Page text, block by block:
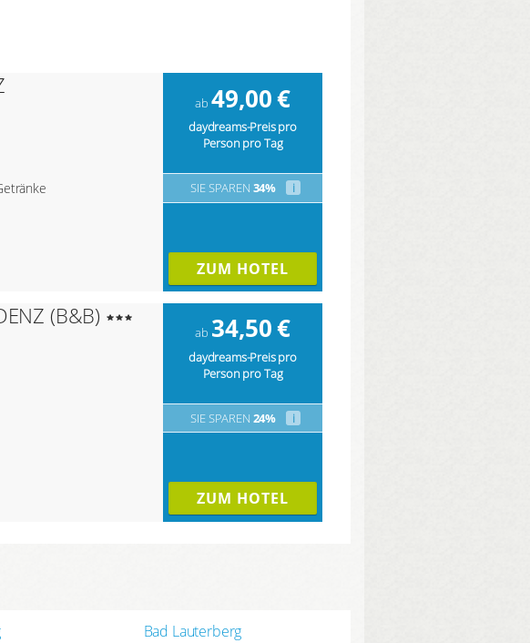
ab 49,00€
daydreams-Preis pro
Person pro Tag
SIE SPAREN 34% i
ZUM HOTEL
(B&B)
ab 34,50€
daydreams-Preis pro
Person pro Tag
SIE SPAREN 24% i
ZUM HOTEL
Bad Lauterberg